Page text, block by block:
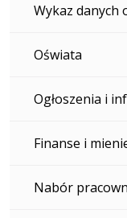
Wykaz danych
Oświata
Ogłoszenia i
Finanse i
Nabór